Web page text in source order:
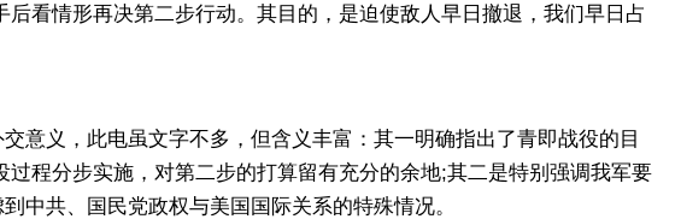
情形再决第二步行动。其目的，是迫使敌人早日撤退，我们早日占
义，此电虽文字不多，但含义丰富：其一明确指出了青即战役的目
程分步实施，对第二步的打算留有充分的余地;其二是特别强调我军要
中共、国民党政权与美国国际关系的特殊情况。